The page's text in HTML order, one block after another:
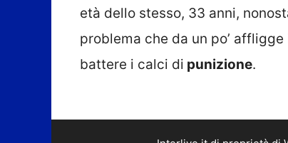
età dello stesso, 33 anni,
problema che da un po’
battere i calci di punizione.